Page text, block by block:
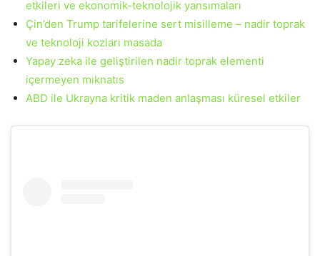
etkileri ve ekonomik-teknolojik yansımaları
Çin’den Trump tarifelerine sert misilleme – nadir toprak
ve teknoloji kozları masada
Yapay zeka ile geliştirilen nadir toprak elementi
içermeyen mıknatıs
ABD ile Ukrayna kritik maden anlaşması küresel etkiler